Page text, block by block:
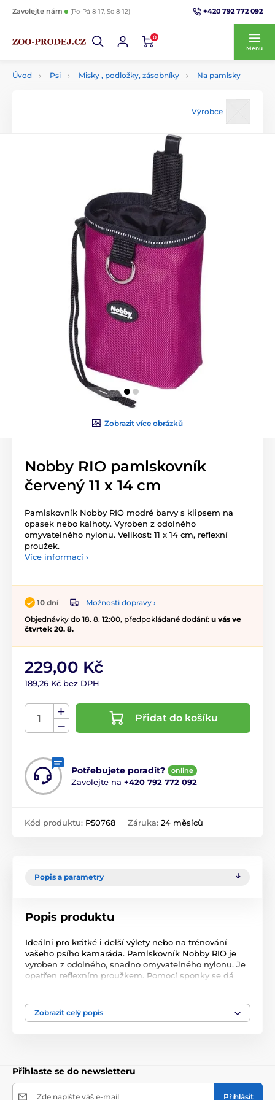
Zavolejte nám (Po-Pá 8-17, So 8-12) +420 792 772 092
0
Menu
Úvod Psi Misky , podložky, zásobníky Na pamlsky
Výrobce
Zobrazit více obrázků
Nobby RIO pamlskovník
červený 11 x 14 cm
Pamlskovník Nobby RIO modré barvy s klipsem na
opasek nebo kalhoty. Vyroben z odolného
omyvatelného nylonu. Velikost: 11 x 14 cm, reflexní
proužek.
Více informací ›
10 dní
Možnosti dopravy ›
Objednávky do 18. 8. 12:00, předpokládané dodání: u vás ve
čtvrtek 20. 8.
229,00 Kč
189,26 Kč bez DPH
Přidat do košíku
Potřebujete poradit? online
Zavolejte na +420 792 772 092
Kód produktu: P50768 Záruka: 24 měsíců
Popis a parametry
Popis produktu
Ideální pro krátké i delší výlety nebo na trénování
vašeho psího kamaráda. Pamlskovník Nobby RIO je
vyroben z odolného, snadno omyvatelného nylonu. Je
opatřen reflexním proužkem. Pomocí sponky se dá
Velikost: 11 x 14 cm Barva: červená Materiál: odolný
nylon voděodolný Na výlety a trénování Snadné
Zobrazit celý popis
Přihlaste se do newsletteru
Zde napište váš e-mail Přihlásit